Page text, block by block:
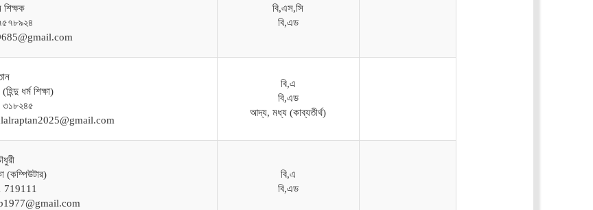
শিক্ষক
বি,এস,সি
বি,এড
ধর্ম শিক্ষা)
৩১৮২৪৫
বি,এ
বি,এড
আদ্য, মধ্য (কাব্যতীর্থ)
(কম্পিউটার)
719111
বি,এ
বি,এড